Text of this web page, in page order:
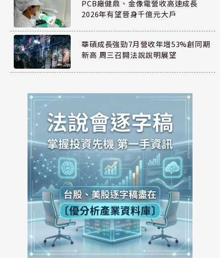
PCB廠健鼎、金像電營收高速成長
2026年有望晉身千億元大戶
華碩成長強勁7月營收年增53%創同期
新高 周三召開法說說明展望